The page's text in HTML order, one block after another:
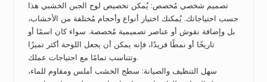
تصميم شخصي مُخصص: يُمكن تخصيص لوح الجبن الخشبي هذا
حسب احتياجاتك. يُمكنك اختيار أنواع وأحجام مُختلفة من الأخشاب،
بل وإضافة نقوش أو عناصر تصميمية مُخصصة. سواء كان اسمًا أو
تاريخًا أو نمطًا فريدًا، فإنه يمكن أن يجعل اللوحة أكثر تميزًا
وتتناسب تمامًا مع احتياجات عملك.
سهل التنظيف والصيانة: سطح الخشب أملس ومقاوم للماء،